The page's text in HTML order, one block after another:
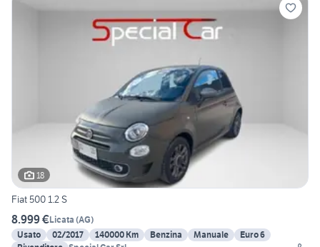
18
Fiat 500 1.2 S
8.999 €Licata (AG)
Usato
02/2017 140000 Km Benzina Manuale
Euro 6